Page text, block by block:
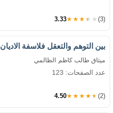
3.33★★★★★ (3)
بين التوهم والتعقل فلاسفة الاديان
ميثاق طالب كاظم الظالمي
عدد الصفحات: 123
4.50★★★★★ (2)